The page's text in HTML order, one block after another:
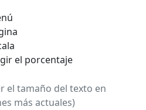
el tamaño del texto en
más actuales)
el porcentaje